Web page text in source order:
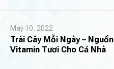
May 10, 2022
Trái Cây Mỗi Ngày – Nguồn
Vitamin Tươi Cho Cả Nhà